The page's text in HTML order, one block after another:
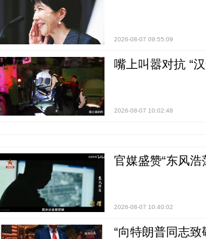
2026-08-07 09:55:09
嘴上叫嚣对抗 “
2026-08-07 10:02:48
官媒盛赞“东风
2026-08-07 10:40:02
“向特朗普同志